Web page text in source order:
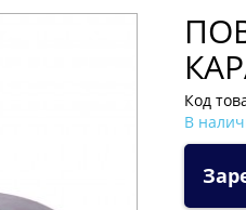
Код
В